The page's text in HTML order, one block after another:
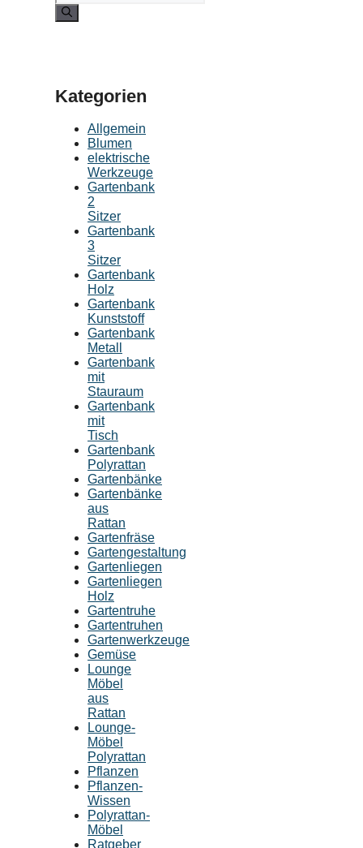
Kategorien
Allgemein
Blumen
elektrische
Werkzeuge
Gartenbank
2
Sitzer
Gartenbank
3
Sitzer
Gartenbank
Holz
Gartenbank
Kunststoff
Gartenbank
Metall
Gartenbank
mit
Stauraum
Gartenbank
mit
Tisch
Gartenbank
Polyrattan
Gartenbänke
Gartenbänke
aus
Rattan
Gartenfräse
Gartengestaltung
Gartenliegen
Gartenliegen
Holz
Gartentruhe
Gartentruhen
Gartenwerkzeuge
Gemüse
Lounge
Möbel
aus
Rattan
Lounge-
Möbel
Polyrattan
Pflanzen
Pflanzen-
Wissen
Polyrattan-
Möbel
Ratgeber